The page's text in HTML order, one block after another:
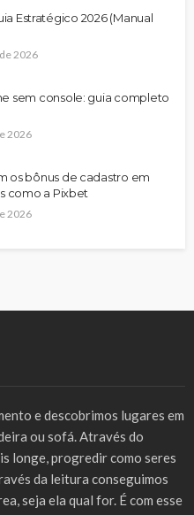
Estratégico 2026 (Manual
2026
sem console: guia completo
2026
os bônus de cadastro em
como a Pixbet
2026
e descobrimos lugares em
ou sofá. Através do
longe, progredir como seres
da leitura conseguimos
seja ela qual for. É com esse